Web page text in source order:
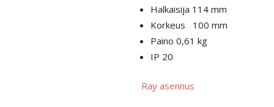
Halkaisija 114 mm
Korkeus 100 mm
Paino 0,61 kg
IP 20
Ray asennus